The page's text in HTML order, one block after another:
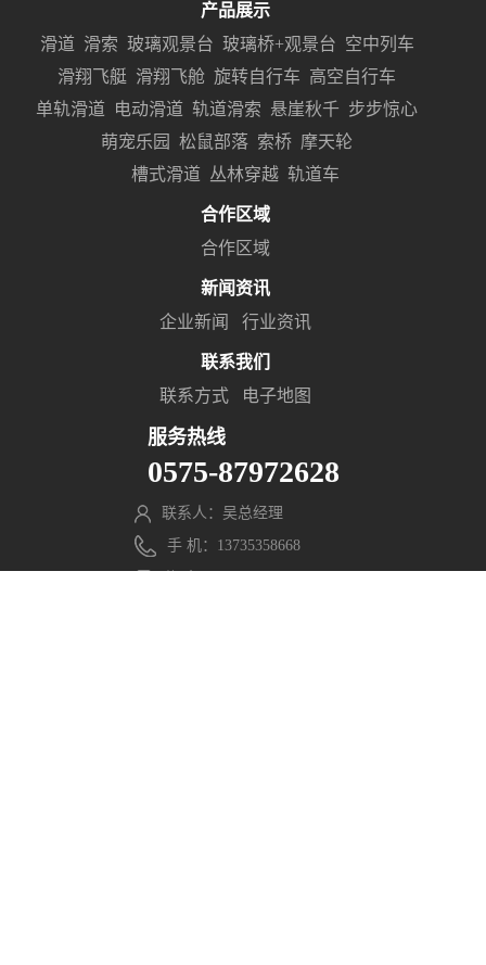
产品展示
滑道 滑索 玻璃观景台 玻璃桥+观景台 空中列车
滑翔飞艇 滑翔飞舱 旋转自行车 高空自行车
单轨滑道
电动滑道 轨道滑索 悬崖秋千 步步惊心
萌宠乐园
松鼠部落 索桥 摩天轮
槽式滑道 丛林穿越 轨道车
合作区域
合作区域
新闻资讯
企业新闻
行业资讯
联系我们
联系方式
电子地图
服务热线
0575-87972628
联系人：吴总经理
手 机：13735358668